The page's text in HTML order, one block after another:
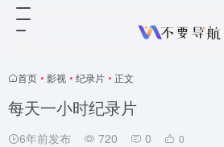
首页 • 影视 • 纪录片 • 正文
每天一小时纪录片
6年前发布 720 0 0